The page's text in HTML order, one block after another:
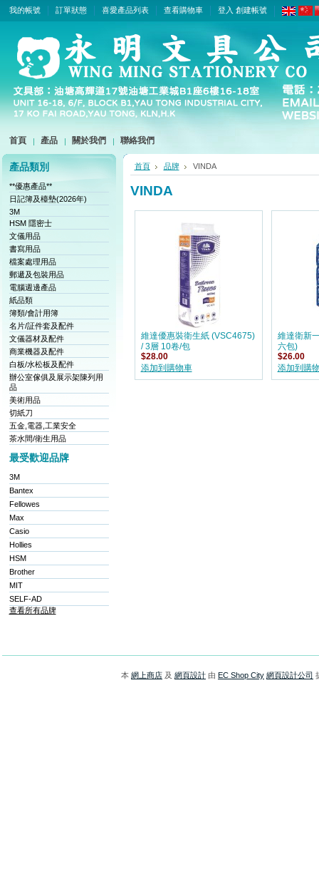
我的帳號 訂單狀態 喜愛產品列表 查看購物車 登入 創建帳號
首頁 產品 關於我們 聯絡我們
產品類別
**優惠產品**
日記簿及檯墊(2026年)
3M
HSM 隱密士
文儀用品
書寫用品
檔案處理用品
郵遞及包裝用品
電腦週邊產品
紙品類
簿類/會計用簿
名片/証件套及配件
文儀器材及配件
商業機器及配件
白板/水松板及配件
辦公室傢俱及展示架陳列用
品
美術用品
切紙刀
五金,電器,工業安全
茶水間/衛生用品
最受歡迎品牌
3M
Bantex
Fellowes
Max
Casio
Hollies
HSM
Brother
MIT
SELF-AD
查看所有品牌
首頁 品牌 VINDA
VINDA
維達優惠裝衛生紙 (VSC4675)
/ 3層 10卷/包
$28.00
添加到購物車
維達衛新
六包)
$26.00
添加到購
本 網上商店 及 網頁設計 由 EC Shop City 網頁設計公司